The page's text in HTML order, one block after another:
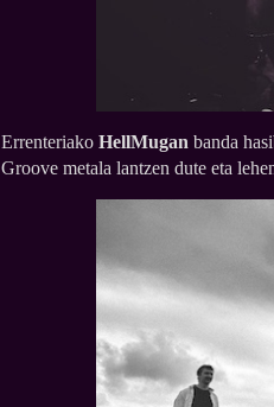
Errenteriako HellMugan banda
Groove metala lantzen dute eta